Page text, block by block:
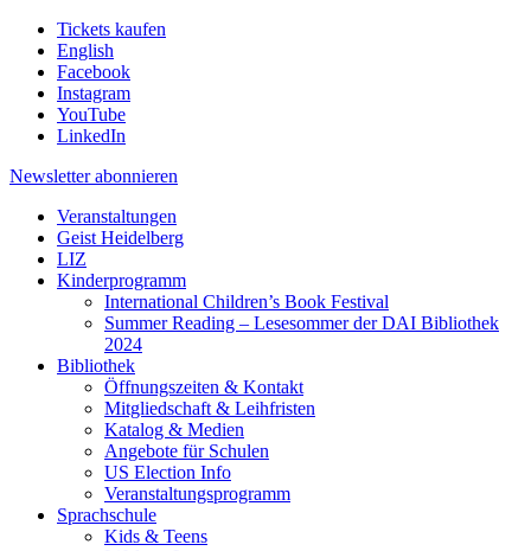
Tickets kaufen
English
Facebook
Instagram
YouTube
LinkedIn
Newsletter abonnieren
Veranstaltungen
Geist Heidelberg
LIZ
Kinderprogramm
International Children’s Book Festival
Summer Reading – Lesesommer der DAI Bibliothek
2024
Bibliothek
Öffnungszeiten & Kontakt
Mitgliedschaft & Leihfristen
Katalog & Medien
Angebote für Schulen
US Election Info
Veranstaltungsprogramm
Sprachschule
Kids & Teens